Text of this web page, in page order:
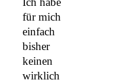
für mich
einfach
bisher
keinen
wirklich